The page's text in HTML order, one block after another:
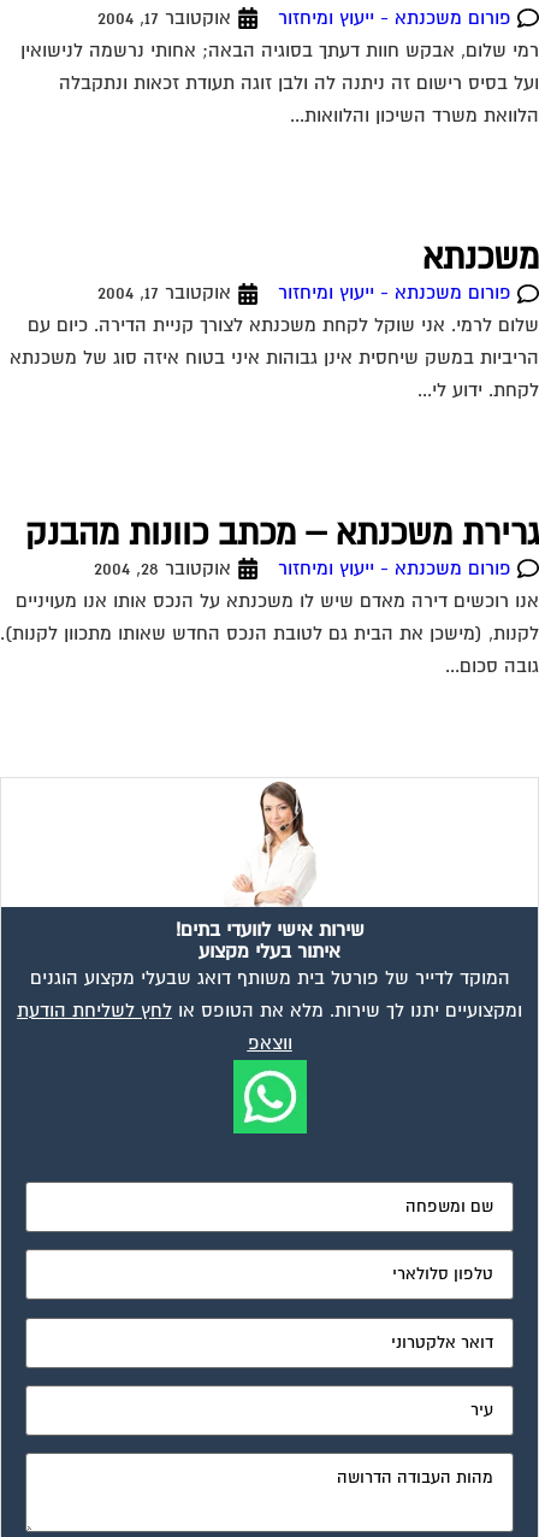
פורום משכנתא - ייעוץ ומיחזור
אוקטובר 17, 2004
שלום, אבקש חוות דעתך בסוגיה הבאה; אחותי נרשמה לנישואין
בסיס רישום זה ניתנה לה ולבן זוגה תעודת זכאות ונתקבלה
משרד השיכון והלוואות...
פורום משכנתא - ייעוץ ומיחזור
אוקטובר 17, 2004
לרמי. אני שוקל לקחת משכנתא לצורך קניית הדירה. כיום עם
במשק שיחסית אינן גבוהות איני בטוח איזה סוג של משכנתא
ידוע לי...
משכנתא – מכתב כוונות מהבנק
פורום משכנתא - ייעוץ ומיחזור
אוקטובר 28, 2004
רוכשים דירה מאדם שיש לו משכנתא על הנכס אותו אנו מעויניים
(מישכן את הבית גם לטובת הנכס החדש שאותו מתכוון לקנות).
סכום...
שירות אישי לוועדי בתים!
איתור בעלי מקצוע
המוקד לדייר של פורטל בית משותף דואג שבעלי מקצוע הוגנים
ומקצועיים יתנו לך שירות. מלא את הטופס אולחץ לשליחת הודעת
ווצאפ